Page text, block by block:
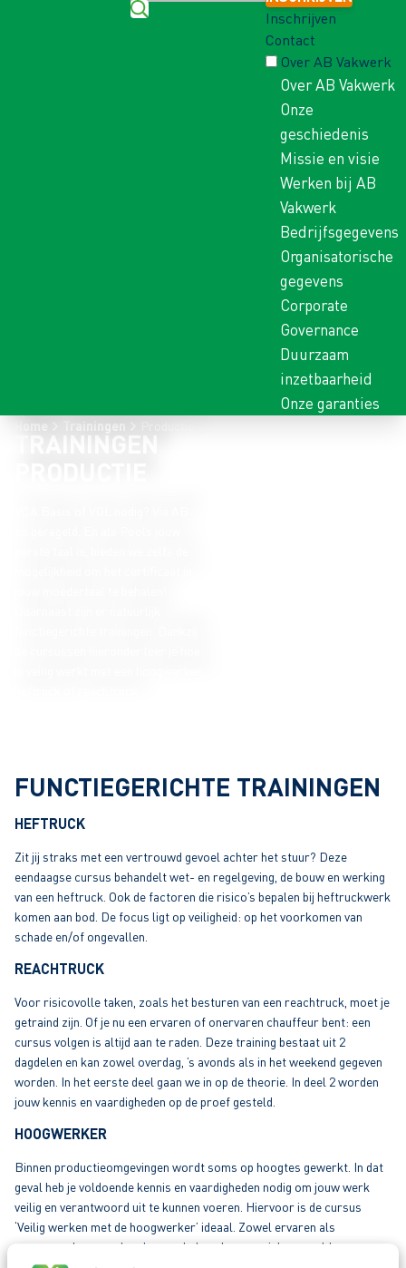
Inschrijven
Contact
Over AB Vakwerk
Over AB Vakwerk
Onze
geschiedenis
Missie en visie
Werken bij AB
Vakwerk
Bedrijfsgegevens
Organisatorische
gegevens
Corporate
Governance
Duurzaam
inzetbaarheid
Onze garanties
Home Trainingen
TRAININGEN
FUNCTIEGERICHTE TRAININGEN
HEFTRUCK
Zit jij straks met een vertrouwd gevoel achter het stuur? Deze
eendaagse cursus behandelt wet- en regelgeving, de bouw en werking
van een heftruck. Ook de factoren die risico’s bepalen bij heftruckwerk
komen aan bod. De focus ligt op veiligheid: op het voorkomen van
schade en/of ongevallen.
REACHTRUCK
Voor risicovolle taken, zoals het besturen van een reachtruck, moet je
getraind zijn. Of je nu een ervaren of onervaren chauffeur bent: een
cursus volgen is altijd aan te raden. Deze training bestaat uit 2
dagdelen en kan zowel overdag, ’s avonds als in het weekend gegeven
worden. In het eerste deel gaan we in op de theorie. In deel 2 worden
jouw kennis en vaardigheden op de proef gesteld.
HOOGWERKER
Binnen productieomgevingen wordt soms op hoogtes gewerkt. In dat
geval heb je voldoende kennis en vaardigheden nodig om jouw werk
veilig en verantwoord uit te kunnen voeren. Hiervoor is de cursus
‘Veilig werken met de hoogwerker’ ideaal. Zowel ervaren als
onervaren hoogwerkende waaghalzen kunnen zich aanmelden.